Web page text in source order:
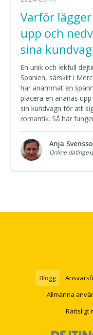
Varför
upp och
sina
En unik och lekfull
Spanien, särskilt i
har anammat en
placera en ananas
sin kundvagn för att
romantik. Så här
Anja
Online
Blogg
Allmänna
Rättsligt